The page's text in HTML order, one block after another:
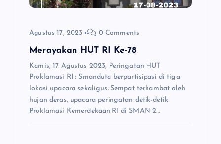
Agustus 17, 2023 0 Comments
Merayakan HUT RI Ke-78
Kamis, 17 Agustus 2023, Peringatan HUT
Proklamasi RI : Smanduta berpartisipasi di tiga
lokasi upacara sekaligus. Sempat terhambat oleh
hujan deras, upacara peringatan detik-detik
Proklamasi Kemerdekaan RI di SMAN 2…